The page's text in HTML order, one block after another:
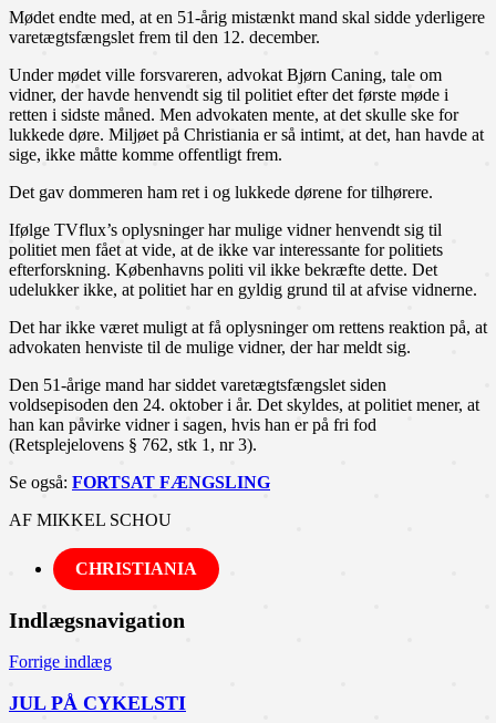
Mødet endte med, at en 51-årig mistænkt mand skal sidde yderligere
varetægtsfængslet frem til den 12. december.
Under mødet ville forsvareren, advokat Bjørn Caning, tale om
vidner, der havde henvendt sig til politiet efter det første møde i
retten i sidste måned. Men advokaten mente, at det skulle ske for
lukkede døre. Miljøet på Christiania er så intimt, at det, han havde at
sige, ikke måtte komme offentligt frem.
Det gav dommeren ham ret i og lukkede dørene for tilhørere.
Ifølge TVflux’s oplysninger har mulige vidner henvendt sig til
politiet men fået at vide, at de ikke var interessante for politiets
efterforskning. Københavns politi vil ikke bekræfte dette. Det
udelukker ikke, at politiet har en gyldig grund til at afvise vidnerne.
Det har ikke været muligt at få oplysninger om rettens reaktion på, at
advokaten henviste til de mulige vidner, der har meldt sig.
Den 51-årige mand har siddet varetægtsfængslet siden
voldsepisoden den 24. oktober i år. Det skyldes, at politiet mener, at
han kan påvirke vidner i sagen, hvis han er på fri fod
(Retsplejelovens § 762, stk 1, nr 3).
Se også: FORTSAT FÆNGSLING
AF MIKKEL SCHOU
CHRISTIANIA
Indlægsnavigation
Forrige indlæg
JUL PÅ CYKELSTI